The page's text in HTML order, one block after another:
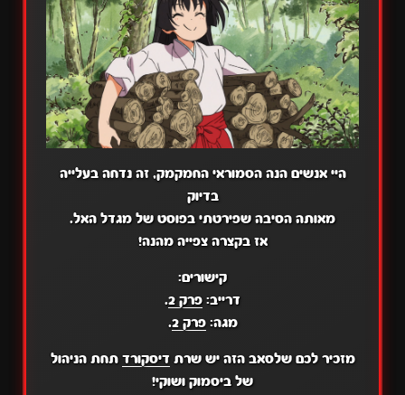
היי אנשים הנה הסמוראי החמקמק, זה נדחה בעלייה
בדיוק
מאותה הסיבה שפירטתי בפוסט של מגדל האל.
אז בקצרה צפייה מהנה!
קישורים:
דרייב: פרק 2
.
מגה:פרק 2 .
מזכיר לכם שלסאב הזה יש שרת דיסקורד תחת הניהול
של ביסמוק ושוקי!